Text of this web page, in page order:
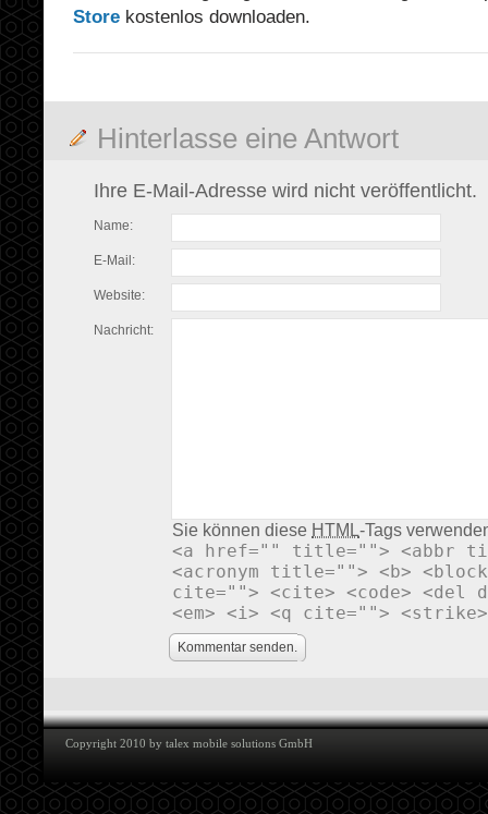
Store kostenlos downloaden.
Hinterlasse eine Antwort
Ihre E-Mail-Adresse wird nicht veröffentlicht.
Name:
E-Mail:
Website:
Nachricht:
Sie können diese HTML-Tags
<a href="" title=""> <abbr
<acronym title=""> <b>
cite=""> <cite> <code> <del
<em> <i> <q cite="">
Kommentar senden.
Copyright 2010 by talex mobile solutions GmbH